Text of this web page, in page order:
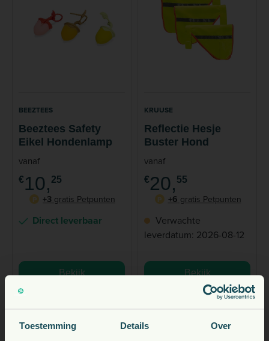
Toestemming Details Over
BEEZTEES
Beeztees Safety
Eikel Hondenlamp
vanaf
€10, 25
P
+3 gratis Petpunten
Direct leverbaar
Bekijk
KRUUSE
Reflectie Hesje
Buster Hond
vanaf
€20, 55
P
+6 gratis Petpunten
Verwachte
leverdatum: 2026-08-12
Bekijk